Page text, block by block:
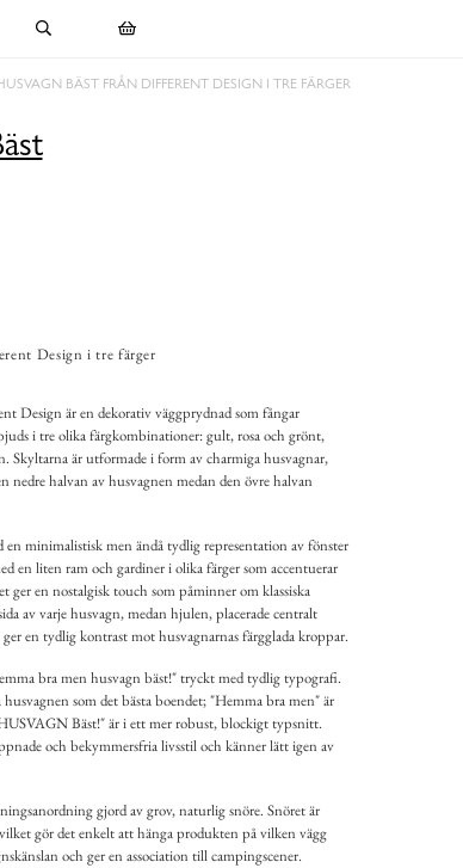
BÄST FRÅN DIFFERENT DESIGN I TRE FÄRGER
Design i tre färger
Design är en dekorativ väggprydnad som fångar
i tre olika färgkombinationer: gult, rosa och grönt,
Skyltarna är utformade i form av charmiga husvagnar,
nedre halvan av husvagnen medan den övre halvan
en minimalistisk men ändå tydlig representation av fönster
en liten ram och gardiner i olika färger som accentuerar
ger en nostalgisk touch som påminner om klassiska
av varje husvagn, medan hjulen, placerade centralt
en tydlig kontrast mot husvagnarnas färgglada kroppar.
bra men husvagn bäst!" tryckt med tydlig typografi.
som det bästa boendet; "Hemma bra men" är
Bäst!" är i ett mer robust, blockigt typsnitt.
och bekymmersfria livsstil och känner lätt igen av
gjord av grov, naturlig snöre. Snöret är
gör det enkelt att hänga produkten på vilken vägg
och ger en association till campingscener.